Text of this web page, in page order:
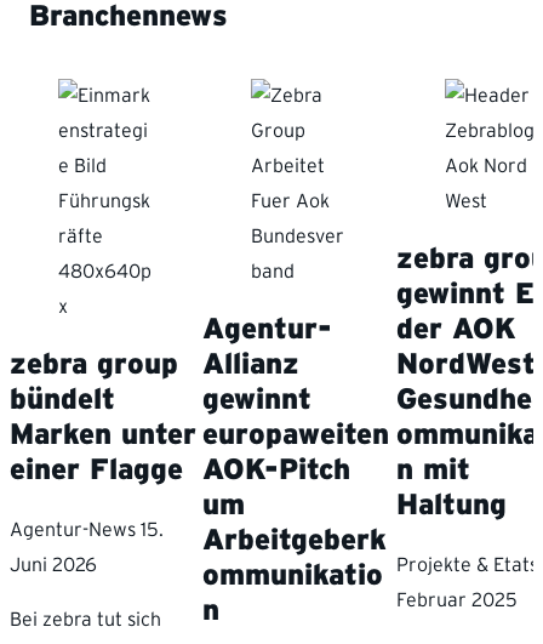
Branchennews
zebra group
bündelt
Marken unter
einer Flagge
Agentur-News 15.
Juni 2026
Bei zebra tut sich
Agentur-
Allianz
gewinnt
europaweiten
AOK-Pitch
um
Arbeitgeberk
ommunikatio
n
zebra
gewinnt
der AOK
NordWest
n mit
Haltung
Projekte & Etats
Februar 2025